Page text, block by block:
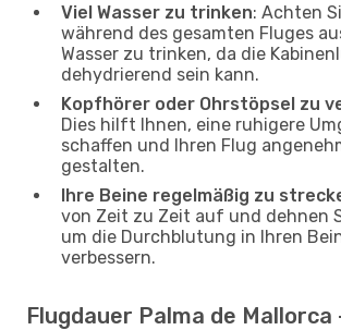
Viel Wasser zu trinken: Achten
während des gesamten Fluges
Wasser zu trinken, da die
dehydrierend sein kann.
Kopfhörer oder Ohrstöpsel zu
Dies hilft Ihnen, eine ruhigere
schaffen und Ihren Flug
gestalten.
Ihre Beine regelmäßig zu
von Zeit zu Zeit auf und dehnen
um die Durchblutung in Ihren
verbessern.
Flugdauer Palma de Mallorca